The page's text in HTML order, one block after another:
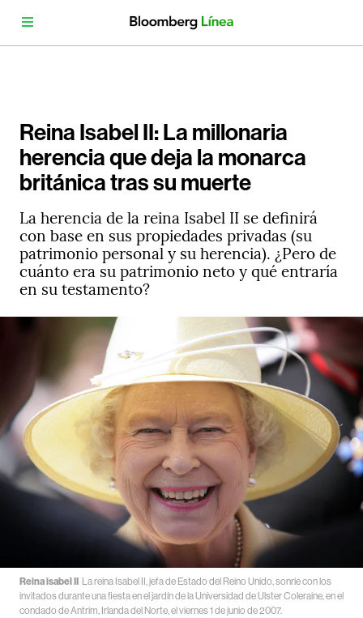
Reina Isabel II: La millonaria
herencia que deja la monarca
británica tras su muerte
La herencia de la reina Isabel II se definirá
con base en sus propiedades privadas (su
patrimonio personal y su herencia). ¿Pero de
cuánto era su patrimonio neto y qué entraría
en su testamento?
Reina isabel II
La reina Isabel II, jefa de Estado del Reino Unido, sonríe con los
invitados durante una fiesta en el jardín de la Universidad de Ulster Coleraine, en el
condado de Antrim, Irlanda del Norte, el viernes 1 de junio de 2007.